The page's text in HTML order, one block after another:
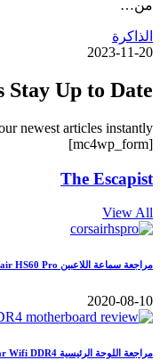
من…
الذاكرة
2023-11-20
Stay Up to Date
newest articles instantly!
[mc4wp_form]
The Escapist
View All
مراجعة سماعة اللاعبين Corsair HS60 Pro و تجربة صوتية مميزة 7.1 صوت محيطى
2020-08-10
مراجعة اللوحة الرئيسية MSI MAG B660M Mortar Wifi DDR4